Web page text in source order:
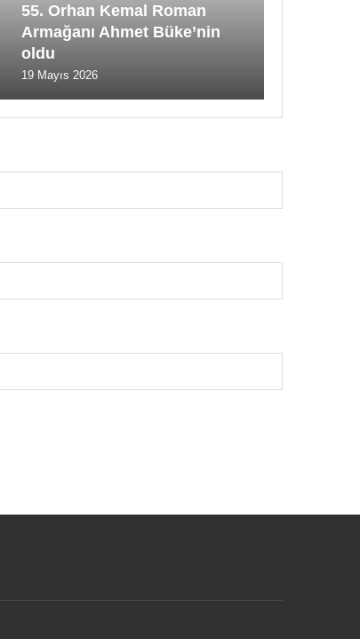
55. Orhan Kemal Roman
Armağanı Ahmet Büke’nin
oldu
19 Mayıs 2026